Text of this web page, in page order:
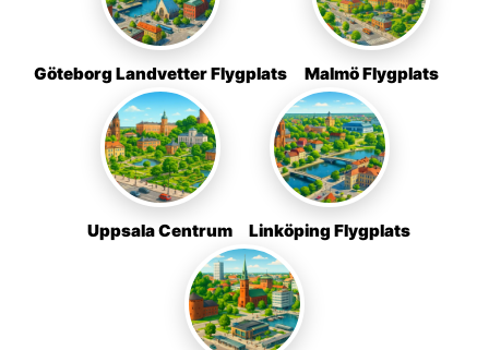
Göteborg Landvetter Flygplats Malmö Flygplats
Uppsala Centrum Linköping Flygplats